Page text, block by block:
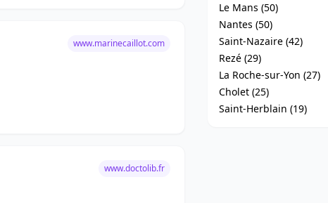
www.marinecaillot.com
www.doctolib.fr
Le Mans (50)
Nantes (50)
Saint-Nazaire (42)
Rezé (29)
La Roche-sur-Yon (27)
Cholet (25)
Saint-Herblain (19)